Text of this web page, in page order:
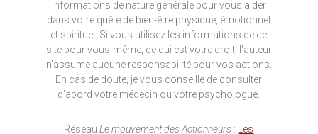
informations de nature générale pour vous aider
dans votre quête de bien-être physique, émotionnel
et spirituel. Si vous utilisez les informations de ce
site pour vous-même, ce qui est votre droit, l'auteur
n'assume aucune responsabilité pour vos actions.
En cas de doute, je vous conseille de consulter
d'abord votre médecin ou votre psychologue.
RéseauLe mouvement des Actionneurs : Les